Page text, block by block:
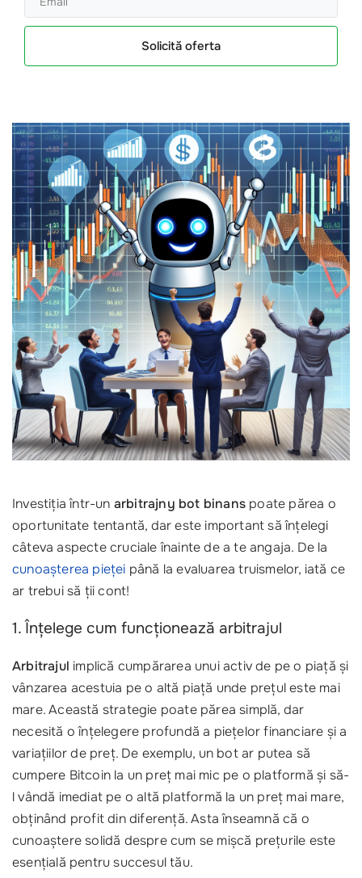
Solicită oferta
Investiția într-un arbitrajny bot binans poate părea o
oportunitate tentantă, dar este important să înțelegi
câteva aspecte cruciale înainte de a te angaja. De la
cunoașterea pieței până la evaluarea truismelor, iată ce
ar trebui să ții cont!
1. Înțelege cum funcționează arbitrajul
Arbitrajul implică cumpărarea unui activ de pe o piață și
vânzarea acestuia pe o altă piață unde prețul este mai
mare. Această strategie poate părea simplă, dar
necesită o înțelegere profundă a piețelor financiare și a
variațiilor de preț. De exemplu, un bot ar putea să
cumpere Bitcoin la un preț mai mic pe o platformă și să-
l vândă imediat pe o altă platformă la un preț mai mare,
obținând profit din diferență. Asta înseamnă că o
cunoaștere solidă despre cum se mișcă prețurile este
esențială pentru succesul tău.